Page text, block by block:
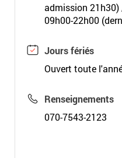
admission
09h00-22h00
Jours fériés
Ouvert toute
Renseignements
070-7543-2123